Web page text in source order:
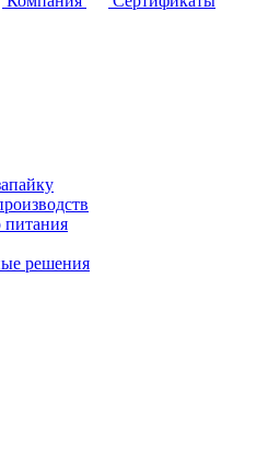
питания
решения